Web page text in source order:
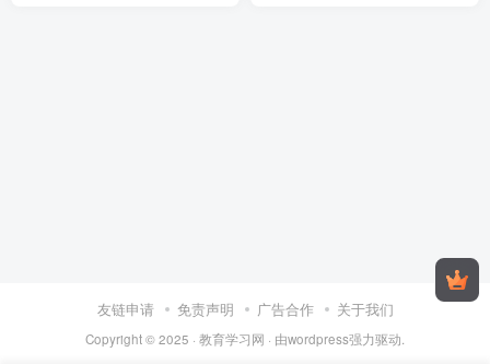
友链申请 免责声明 广告合作 关于我们
Copyright © 2025 · 教育学习网 · 由wordpress强力驱动.